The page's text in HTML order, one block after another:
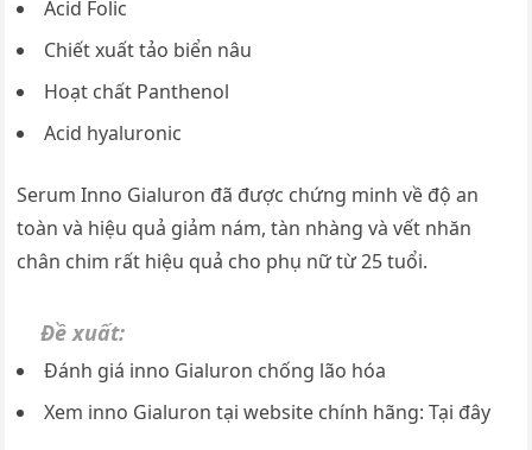
Acid Folic
Chiết xuất tảo biển nâu
Hoạt chất Panthenol
Acid hyaluronic
Serum Inno Gialuron đã được chứng minh về độ an
toàn và hiệu quả giảm nám, tàn nhàng và vết nhăn
chân chim rất hiệu quả cho phụ nữ từ 25 tuổi.
Đề xuất:
Đánh giá inno Gialuron chống lão hóa
Xem inno Gialuron tại website chính hãng: Tại đây